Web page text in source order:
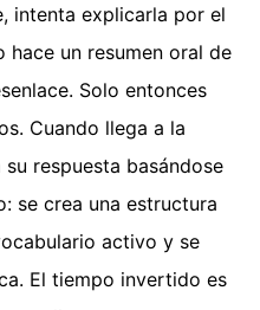
intenta explicarla por el
un resumen oral de
Solo entonces
Cuando llega a la
respuesta basándose
se crea una estructura
activo y se
El tiempo invertido es